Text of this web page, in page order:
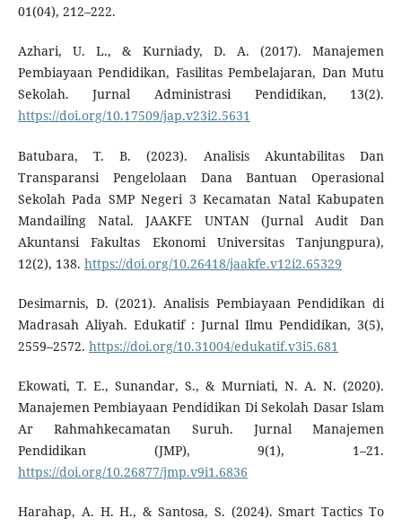
01(04), 212–222.
Azhari, U. L., & Kurniady, D. A. (2017). Manajemen
Pembiayaan Pendidikan, Fasilitas Pembelajaran, Dan Mutu
Sekolah. Jurnal Administrasi Pendidikan, 13(2).
https://doi.org/10.17509/jap.v23i2.5631
Batubara, T. B. (2023). Analisis Akuntabilitas Dan
Transparansi Pengelolaan Dana Bantuan Operasional
Sekolah Pada SMP Negeri 3 Kecamatan Natal Kabupaten
Mandailing Natal. JAAKFE UNTAN (Jurnal Audit Dan
Akuntansi Fakultas Ekonomi Universitas Tanjungpura),
12(2), 138. https://doi.org/10.26418/jaakfe.v12i2.65329
Desimarnis, D. (2021). Analisis Pembiayaan Pendidikan di
Madrasah Aliyah. Edukatif : Jurnal Ilmu Pendidikan, 3(5),
2559–2572. https://doi.org/10.31004/edukatif.v3i5.681
Ekowati, T. E., Sunandar, S., & Murniati, N. A. N. (2020).
Manajemen Pembiayaan Pendidikan Di Sekolah Dasar Islam
Ar Rahmahkecamatan Suruh. Jurnal Manajemen
Pendidikan (JMP), 9(1), 1–21.
https://doi.org/10.26877/jmp.v9i1.6836
Harahap, A. H. H., & Santosa, S. (2024). Smart Tactics To